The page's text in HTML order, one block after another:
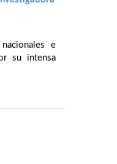
e
su intensa